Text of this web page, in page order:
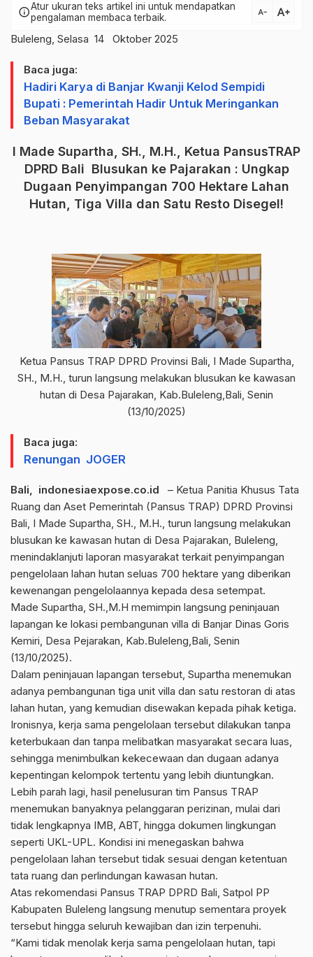
infoAtur ukuran teks artikel ini untuk mendapatkan
pengalaman membaca terbaik.
text_decrease text_increase
Buleleng, Selasa 14 Oktober 2025
Baca juga:
Hadiri Karya di Banjar Kwanji Kelod Sempidi
Bupati : Pemerintah Hadir Untuk Meringankan
Beban Masyarakat
I Made Supartha, SH., M.H., Ketua PansusTRAP
DPRD Bali Blusukan ke Pajarakan : Ungkap
Dugaan Penyimpangan 700 Hektare Lahan
Hutan, Tiga Villa dan Satu Resto Disegel!
Ketua Pansus TRAP DPRD Provinsi Bali, I Made Supartha,
SH., M.H., turun langsung melakukan blusukan ke kawasan
hutan di Desa Pajarakan, Kab.Buleleng,Bali, Senin
(13/10/2025)
Baca juga:
Renungan JOGER
Bali, indonesiaexpose.co.id – Ketua Panitia Khusus Tata
Ruang dan Aset Pemerintah (Pansus TRAP) DPRD Provinsi
Bali, I Made Supartha, SH., M.H., turun langsung melakukan
blusukan ke kawasan hutan di Desa Pajarakan, Buleleng,
menindaklanjuti laporan masyarakat terkait penyimpangan
pengelolaan lahan hutan seluas 700 hektare yang diberikan
kewenangan pengelolaannya kepada desa setempat.
Made Supartha, SH.,M.H memimpin langsung peninjauan
lapangan ke lokasi pembangunan villa di Banjar Dinas Goris
Kemiri, Desa Pejarakan, Kab.Buleleng,Bali, Senin
(13/10/2025).
Dalam peninjauan lapangan tersebut, Supartha menemukan
adanya pembangunan tiga unit villa dan satu restoran di atas
lahan hutan, yang kemudian disewakan kepada pihak ketiga.
Ironisnya, kerja sama pengelolaan tersebut dilakukan tanpa
keterbukaan dan tanpa melibatkan masyarakat secara luas,
sehingga menimbulkan kekecewaan dan dugaan adanya
kepentingan kelompok tertentu yang lebih diuntungkan.
Lebih parah lagi, hasil penelusuran tim Pansus TRAP
menemukan banyaknya pelanggaran perizinan, mulai dari
tidak lengkapnya IMB, ABT, hingga dokumen lingkungan
seperti UKL-UPL. Kondisi ini menegaskan bahwa
pengelolaan lahan tersebut tidak sesuai dengan ketentuan
tata ruang dan perlindungan kawasan hutan.
Atas rekomendasi Pansus TRAP DPRD Bali, Satpol PP
Kabupaten Buleleng langsung menutup sementara proyek
tersebut hingga seluruh kewajiban dan izin terpenuhi.
“Kami tidak menolak kerja sama pengelolaan hutan, tapi